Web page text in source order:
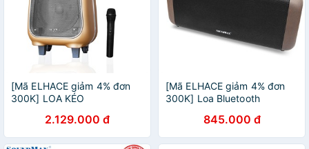
[Mã ELHACE giảm 4% đơn
300K] LOA KÉO
2.129.000 đ
[Mã ELHACE giảm 4% đơn
300K] Loa Bluetooth
845.000 đ